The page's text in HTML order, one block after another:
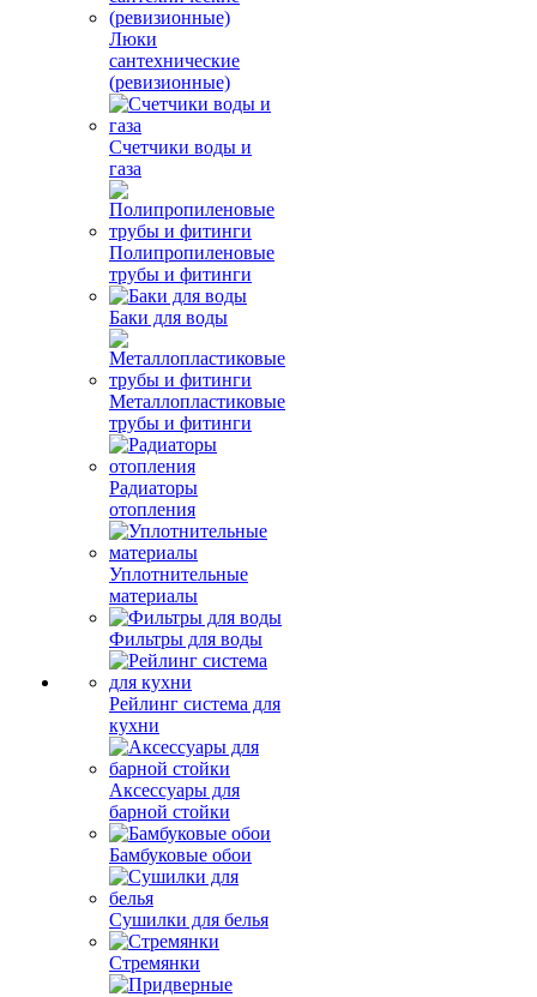
Люки
сантехнические
(ревизионные)
Счетчики воды и
газа
Полипропиленовые
трубы и фитинги
Баки для воды
Металлопластиковые
трубы и фитинги
Радиаторы
отопления
Уплотнительные
материалы
Фильтры для воды
Рейлинг система для
кухни
Аксессуары для
барной стойки
Бамбуковые обои
Сушилки для белья
Стремянки